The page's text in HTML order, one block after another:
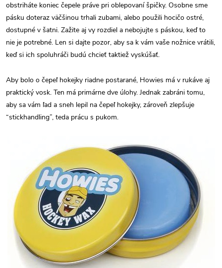
obstriháte koniec čepele práve pri oblepovaní špičky. Osobne sme
pásku doteraz väčšinou trhali zubami, alebo použili hocičo ostré,
dostupné v šatni. Zažite aj vy rozdiel a nebojujte s páskou, keď to
nie je potrebné. Len si dajte pozor, aby sa k vám vaše nožnice vrátili,
keď si ich spoluhráči budú chcieť taktiež vyskúšať.
Aby bolo o čepeľ hokejky riadne postarané, Howies má v rukáve aj
praktický vosk. Ten má primárne dve úlohy. Jednak zabráni tomu,
aby sa vám ľad a sneh lepil na čepeľ hokejky, zároveň zlepšuje
“stickhandling”, teda prácu s pukom.